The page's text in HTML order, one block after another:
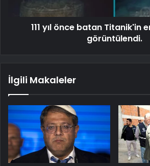
111 yıl önce batan Titanik'in
görüntülendi.
İlgili Makaleler